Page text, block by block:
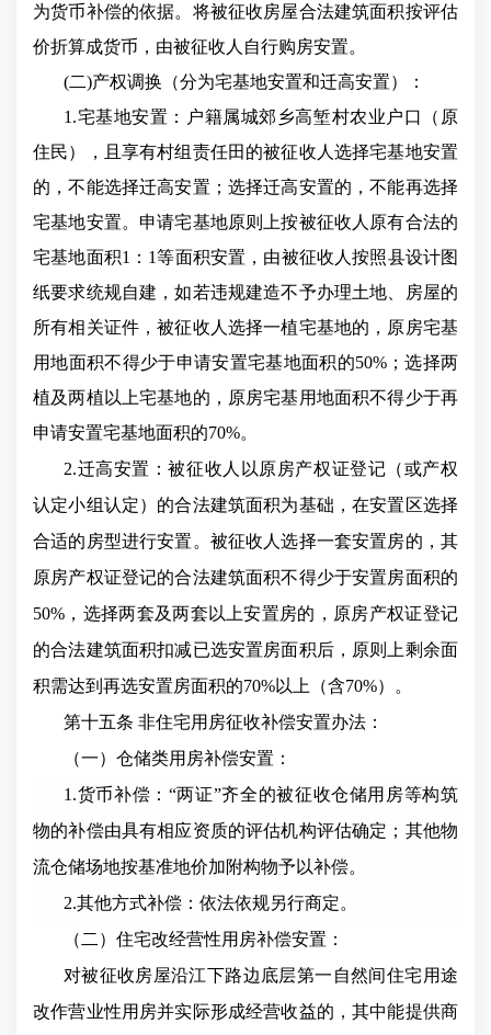
为货币补偿的依据。将被征收房屋合法建筑面积按评估
价折算成货币，由被征收人自行购房安置。
(二)产权调换（分为宅基地安置和迁高安置）：
1.宅基地安置：户籍属城郊乡高堑村农业户口（原
住民），且享有村组责任田的被征收人选择宅基地安置
的，不能选择迁高安置；选择迁高安置的，不能再选择
宅基地安置。申请宅基地原则上按被征收人原有合法的
宅基地面积1：1等面积安置，由被征收人按照县设计图
纸要求统规自建，如若违规建造不予办理土地、房屋的
所有相关证件，被征收人选择一植宅基地的，原房宅基
用地面积不得少于申请安置宅基地面积的50%；选择两
植及两植以上宅基地的，原房宅基用地面积不得少于再
申请安置宅基地面积的70%。
2.迁高安置：被征收人以原房产权证登记（或产权
认定小组认定）的合法建筑面积为基础，在安置区选择
合适的房型进行安置。被征收人选择一套安置房的，其
原房产权证登记的合法建筑面积不得少于安置房面积的
50%，选择两套及两套以上安置房的，原房产权证登记
的合法建筑面积扣减已选安置房面积后，原则上剩余面
积需达到再选安置房面积的70%以上（含70%）。
第十五条 非住宅用房征收补偿安置办法：
（一）仓储类用房补偿安置：
1.货币补偿：“两证”齐全的被征收仓储用房等构筑
物的补偿由具有相应资质的评估机构评估确定；其他物
流仓储场地按基准地价加附构物予以补偿。
2.其他方式补偿：依法依规另行商定。
（二）住宅改经营性用房补偿安置：
对被征收房屋沿江下路边底层第一自然间住宅用途
改作营业性用房并实际形成经营收益的，其中能提供商